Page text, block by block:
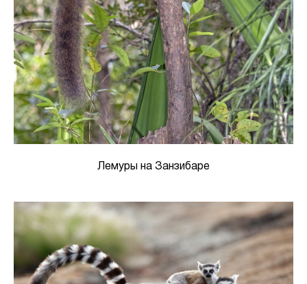
Лемуры на Занзибаре